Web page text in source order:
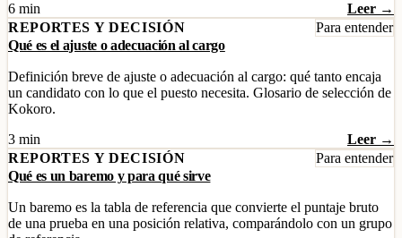
6 min
Leer →
REPORTES Y DECISIÓN
Para entender
Qué es el ajuste o adecuación al cargo
Definición breve de ajuste o adecuación al cargo: qué tanto encaja
un candidato con lo que el puesto necesita. Glosario de selección de
Kokoro.
3 min
Leer →
REPORTES Y DECISIÓN
Para entender
Qué es un baremo y para qué sirve
Un baremo es la tabla de referencia que convierte el puntaje bruto
de una prueba en una posición relativa, comparándolo con un grupo